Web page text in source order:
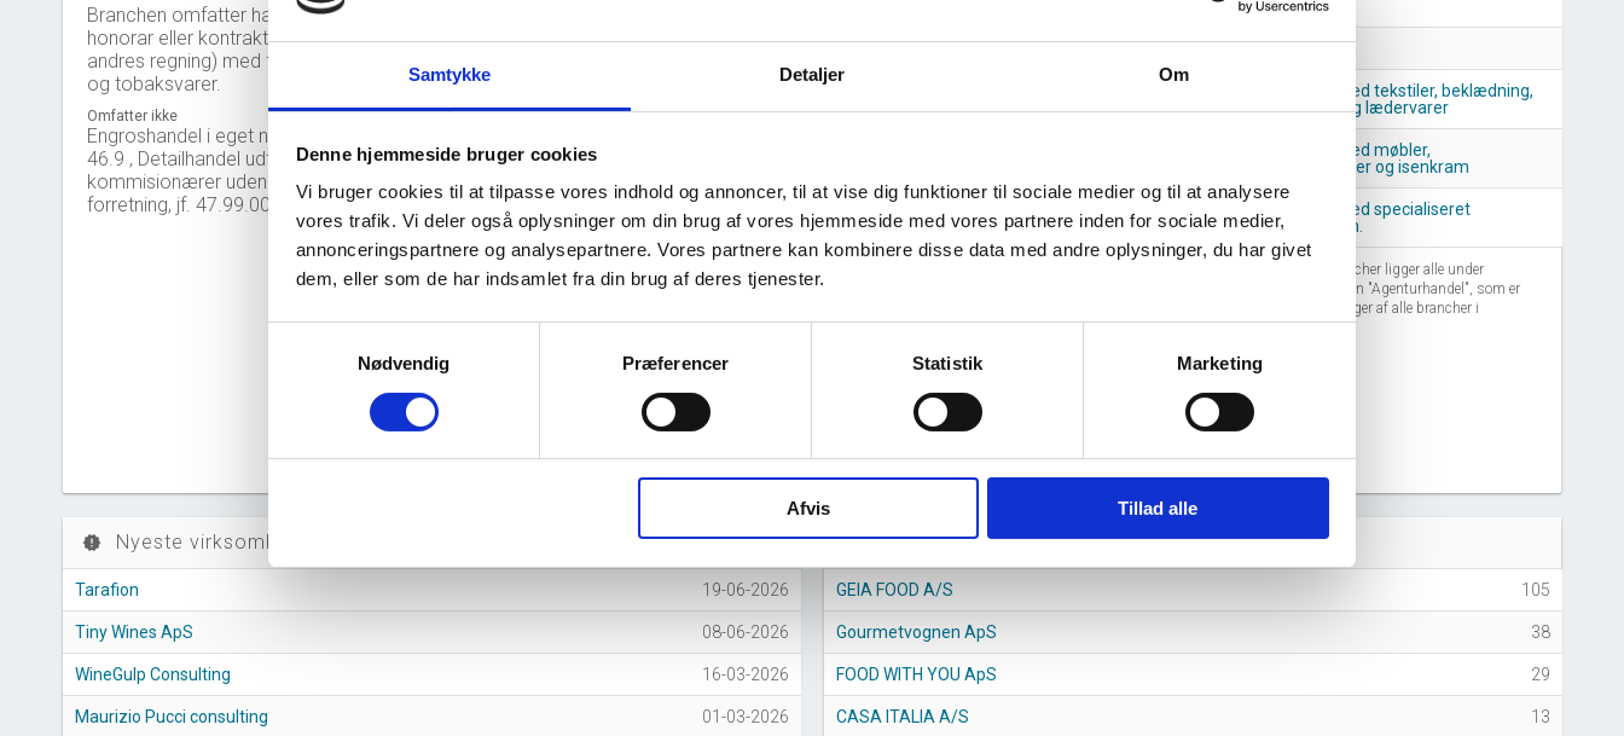
Samtykke Detaljer Om
Denne hjemmeside bruger cookies
Vi bruger cookies til at tilpasse vores indhold og annoncer, til at vise dig funktioner til sociale medier og til at analysere
vores trafik. Vi deler også oplysninger om din brug af vores hjemmeside med vores partnere inden for sociale medier,
annonceringspartnere og analysepartnere. Vores partnere kan kombinere disse data med andre oplysninger, du har givet
dem, eller som de har indsamlet fra din brug af deres tjenester.
Nødvendig
Præferencer Statistik Marketing
Afvis Tillad alle
Branchen omfatter handel på
honorar eller kontraktbasis (for
andres regning) med føde-, drikke-
og tobaksvarer.
Omfatter ikke
Engroshandel i eget navn, jf. 46.2 ,
46.9 , Detailhandel udført af
kommisionærer uden egen
forretning, jf. 47.99.00
139 151
Gå tilUdvidet brancheanalyse
2016 2017 2018 2019 2020 2021 2022 2023 2024 2025 2026
30
40
byggematerialer
Fiskeauktioner
Agenturhandel med tekstiler, beklædning,
pelsværk, fodtøj og lædervarer
Agenturhandel med møbler,
husholdningsartikler og isenkram
Agenturhandel med specialiseret
varesortiment i.a.n.
Disse lignende brancher ligger alle under
branchegrupperingen "Agenturhandel", som er
én af 127 grupperinger af alle brancher i
Danmark.
new_releases Nyeste virksomheder (stiftelse)
Tarafion 19-06-2026
Tiny Wines ApS 08-06-2026
WineGulp Consulting 16-03-2026
Maurizio Pucci consulting 01-03-2026
stars Største virksomheder (antal ansatte)
GEIA FOOD A/S 105
Gourmetvognen ApS 38
FOOD WITH YOU ApS 29
CASA ITALIA A/S 13